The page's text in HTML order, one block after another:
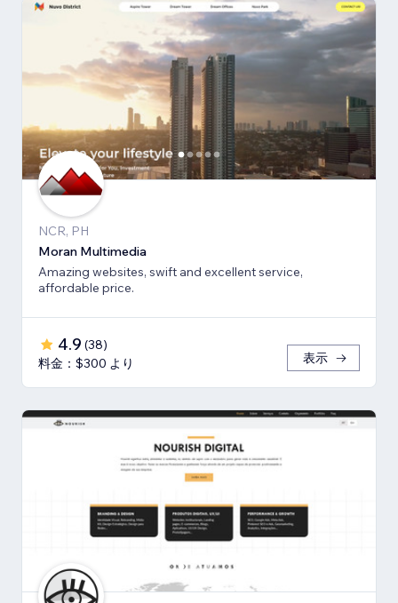
NCR, PH
Moran Multimedia
Amazing websites, swift and excellent service,
affordable price.
4.9 (38)
料金：$300 より
表示